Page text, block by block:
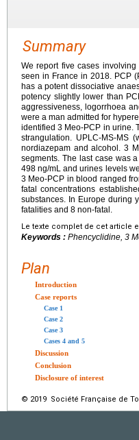
Summary
We report five cases
seen in France in 2018. PCP
has a potent dissociative
potency slightly lower than
aggressiveness, logorrhoea
were a man admitted for
identified 3 Meo-PCP in urine.
strangulation. UPLC-MS-MS
nordiazepam and alcohol. 3
segments. The last case was
498 ng/mL and urines levels
3 Meo-PCP in blood ranged
fatal concentrations
substances. In Europe during
fatalities and 8 non-fatal.
Le texte complet de cet article
Keywords : Phencyclidine, 3
Plan
Introduction
Case reports
Case 1
Case 2
Case 3
Cases 4 and 5
Discussion
Conclusion
Disclosure of interest
© 2019 Société Française de